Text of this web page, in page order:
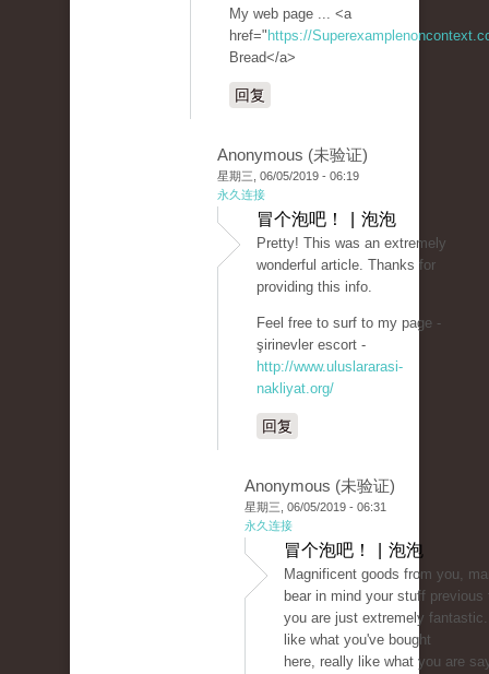
My web page ... <a
href=" https://
Bread</a>
回复
Anonymous (未验证)
星期三, 06/05/2019 - 06:19
永久连接
冒个泡吧！ | 泡泡
Pretty! This was an extremely
wonderful article. Thanks for
providing this info.
Feel free to surf to my page -
şirinevler escort -
http://www.uluslararasi-
nakliyat.org/
回复
Anonymous (未验证)
星期三, 06/05/2019 - 06:31
永久连接
冒个泡吧！ | 泡泡
Magnificent goods from you,
bear in mind your stuff previous
you are just extremely
like what you've bought
here, really like what you are